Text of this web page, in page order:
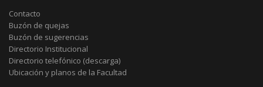
Contacto
Buzón de quejas
Buzón de sugerencias
Directorio Institucional
Directorio telefónico (descarga)
Ubicación y planos de la Facultad